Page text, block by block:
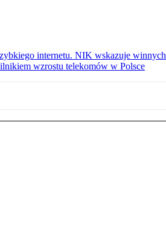
internetu. NIK wskazuje winnych
wzrostu telekomów w Polsce